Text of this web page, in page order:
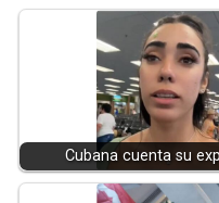
Cubana cuenta su